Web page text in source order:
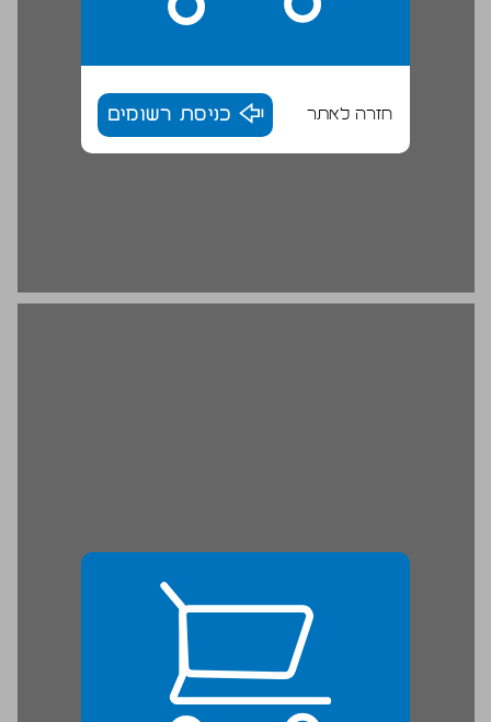
חזרה לאתר כניסת רשומים
מסיבת סיום ... 21